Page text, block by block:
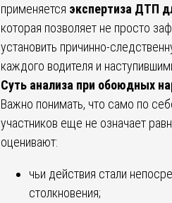
применяется экспертиза ДТП
которая позволяет не просто
установить причинно-
каждого водителя и
Суть анализа при обоюдных
Важно понимать, что само по
участников еще не означает
оценивают:
чьи действия стали
столкновения;